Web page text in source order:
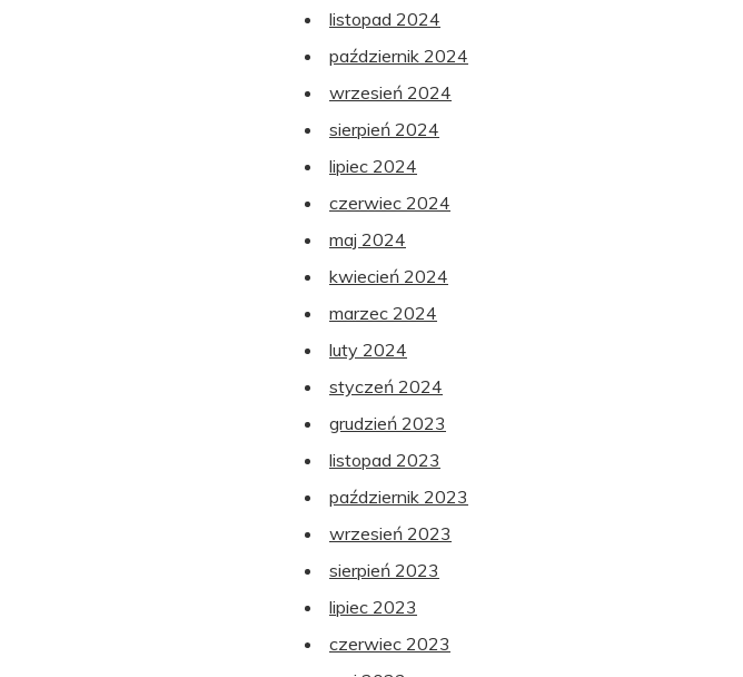
listopad 2024
październik 2024
wrzesień 2024
sierpień 2024
lipiec 2024
czerwiec 2024
maj 2024
kwiecień 2024
marzec 2024
luty 2024
styczeń 2024
grudzień 2023
listopad 2023
październik 2023
wrzesień 2023
sierpień 2023
lipiec 2023
czerwiec 2023